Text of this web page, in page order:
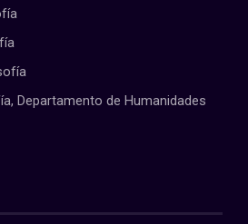
Departamento de Humanidades